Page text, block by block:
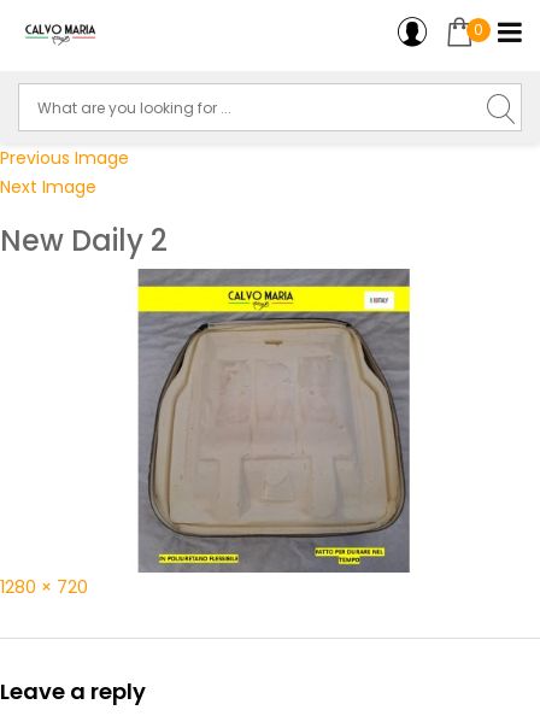
0
Previous Image
Next Image
New Daily 2
1280 × 720
Leave a reply